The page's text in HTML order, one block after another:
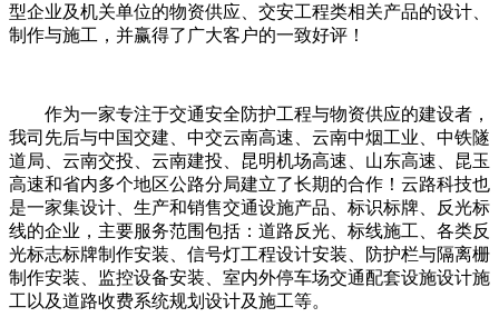
型企业及机关单位的物资供应、交安工程类相关产品的设计、
制作与施工，并赢得了广大客户的一致好评！
作为一家专注于交通安全防护工程与物资供应的建设者，
我司先后与中国交建、中交云南高速、云南中烟工业、中铁隧
道局、云南交投、云南建投、昆明机场高速、山东高速、昆玉
高速和省内多个地区公路分局建立了长期的合作！云路科技也
是一家集设计、生产和销售交通设施产品、标识标牌、反光标
线的企业，主要服务范围包括：道路反光、标线施工、各类反
光标志标牌制作安装、信号灯工程设计安装、防护栏与隔离栅
制作安装、监控设备安装、室内外停车场交通配套设施设计施
工以及道路收费系统规划设计及施工等。